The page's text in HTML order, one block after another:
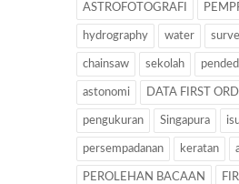
ASTROFOTOGRAFI
hydrography water
chainsaw sekolah
astonomi DATA FIRST
pengukuran Singapura
persempadanan keratan
PEROLEHAN BACAAN